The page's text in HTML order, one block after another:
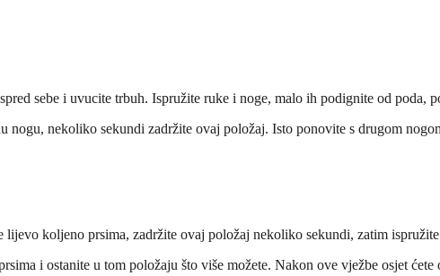
sebe i uvucite trbuh. Ispružite ruke i noge, malo ih podignite od poda,
nogu, nekoliko sekundi zadržite ovaj položaj. Isto ponovite s drugom
koljeno prsima, zadržite ovaj položaj nekoliko sekundi, zatim
i ostanite u tom položaju što više možete. Nakon ove vježbe osjet